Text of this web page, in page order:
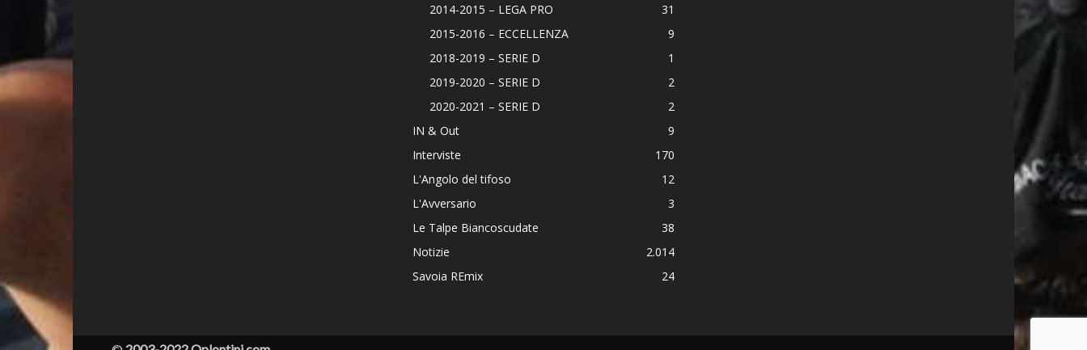
2014-2015 – LEGA PRO
31
2015-2016 – ECCELLENZA
9
2018-2019 – SERIE D
1
2019-2020 – SERIE D
2
2020-2021 – SERIE D
2
IN & Out
9
Interviste
170
L'Angolo del tifoso
12
L'Avversario
3
Le Talpe Biancoscudate
38
Notizie
2.014
Savoia REmix
24